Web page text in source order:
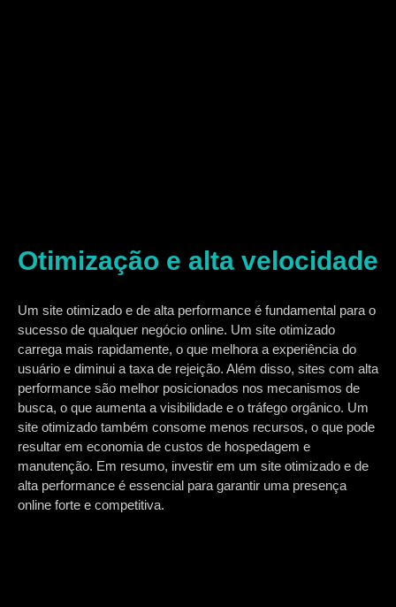
Otimização e alta velocidade
Um site otimizado e de alta performance é fundamental para o
sucesso de qualquer negócio online. Um site otimizado
carrega mais rapidamente, o que melhora a experiência do
usuário e diminui a taxa de rejeição. Além disso, sites com alta
performance são melhor posicionados nos mecanismos de
busca, o que aumenta a visibilidade e o tráfego orgânico. Um
site otimizado também consome menos recursos, o que pode
resultar em economia de custos de hospedagem e
manutenção. Em resumo, investir em um site otimizado e de
alta performance é essencial para garantir uma presença
online forte e competitiva.